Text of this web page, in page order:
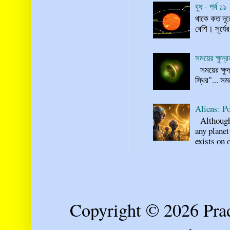
বুধ - পর্ব ১১
থাকে কত
বেশি।
সময়ের
সময়ের
স্থির"...
Aliens:
any
exists on
Copyright © 2026